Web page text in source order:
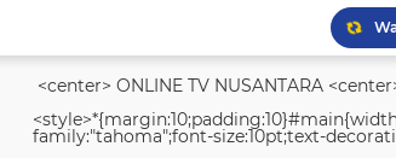
<center> ONLINE TV NUSANTARA
family:"tahoma";font-size:10pt;text-